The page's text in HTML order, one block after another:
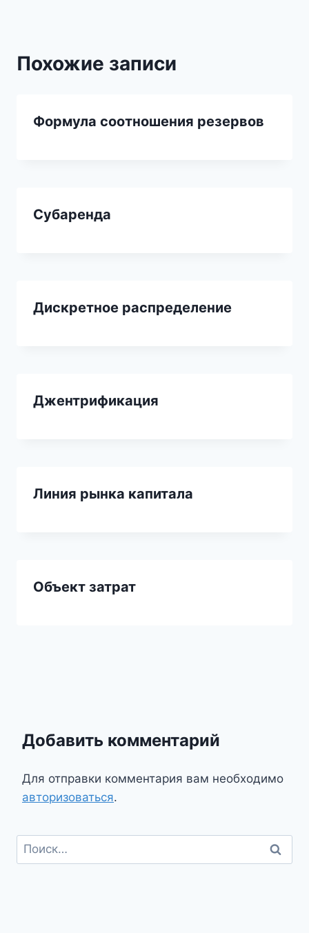
Похожие записи
Формула соотношения резервов
Субаренда
Дискретное распределение
Джентрификация
Линия рынка капитала
Объект затрат
Добавить комментарий
Для отправки комментария вам необходимо
авторизоваться.
Найти: